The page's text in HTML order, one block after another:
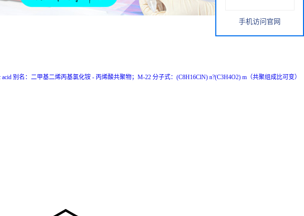
别名：二甲基二烯丙基氯化铵 - 丙烯酸共聚物；M-22 分子式：(C8H16ClN) n?(C3H4O2) m（共聚组成比可变）
手机访问官网